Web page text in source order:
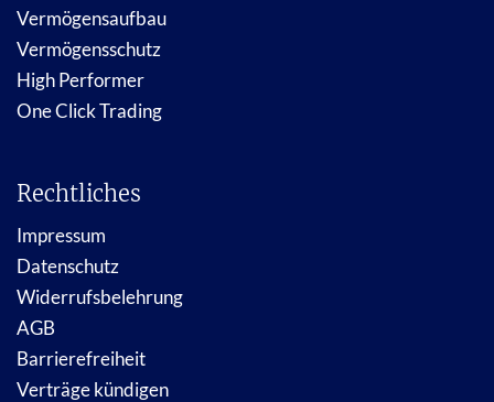
Vermögensaufbau
Vermögensschutz
High Performer
One Click Trading
Rechtliches
Impressum
Datenschutz
Widerrufsbelehrung
AGB
Barrierefreiheit
Verträge kündigen